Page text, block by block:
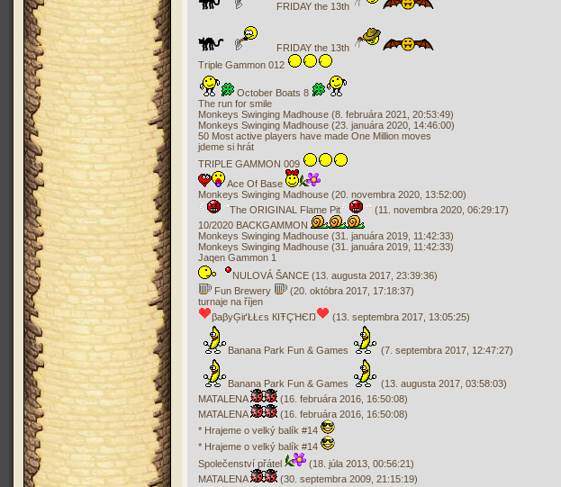
FRIDAY the 13th
FRIDAY the 13th
Triple Gammon 012
October Boats 8
The run for smile
Monkeys Swinging Madhouse (8. februára 2021, 20:53:49)
Monkeys Swinging Madhouse (23. januára 2020, 14:46:00)
50 Most active players have made One Million moves
jdeme si hrát
TRIPLE GAMMON 009
Ace Of Base
Monkeys Swinging Madhouse (20. novembra 2020, 13:52:00)
The ORIGINAL Flame Pit
(11. novembra 2020, 06:29:17)
10/2020 BACKGAMMON
Monkeys Swinging Madhouse (31. januára 2019, 11:42:33)
Monkeys Swinging Madhouse (31. januára 2019, 11:42:33)
Jaqen Gammon 1
NULOVÁ ŠANCE (13. augusta 2017, 23:39:36)
Fun Brewery
(20. októbra 2017, 17:18:37)
turnaje na říjen
βaβyĢіґŁŁєs КIŦÇΉЄŊ
(13. septembra 2017, 13:05:25)
Banana Park Fun & Games (7. septembra 2017, 12:47:27)
Banana Park Fun & Games
(13. augusta 2017, 03:58:03)
MATALENA
(16. februára 2016, 16:50:08)
MATALENA
(16. februára 2016, 16:50:08)
* Hrajeme o velký balík #14
* Hrajeme o velký balík #14
Společenství přátel
(18. júla 2013, 00:56:21)
MATALENA
(30. septembra 2009, 21:15:19)